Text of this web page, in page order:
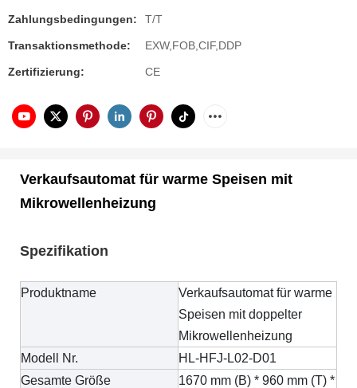
Zahlungsbedingungen: T/T
Transaktionsmethode: EXW,FOB,CIF,DDP
Zertifizierung: CE
Verkaufsautomat für warme Speisen mit
Mikrowellenheizung
Spezifikation
Produktname
Verkaufsautomat für warme
Speisen mit doppelter
Mikrowellenheizung
Modell Nr.
HL-HFJ-L02-D01
Gesamte Größe
1670 mm (B) * 960 mm (T) *